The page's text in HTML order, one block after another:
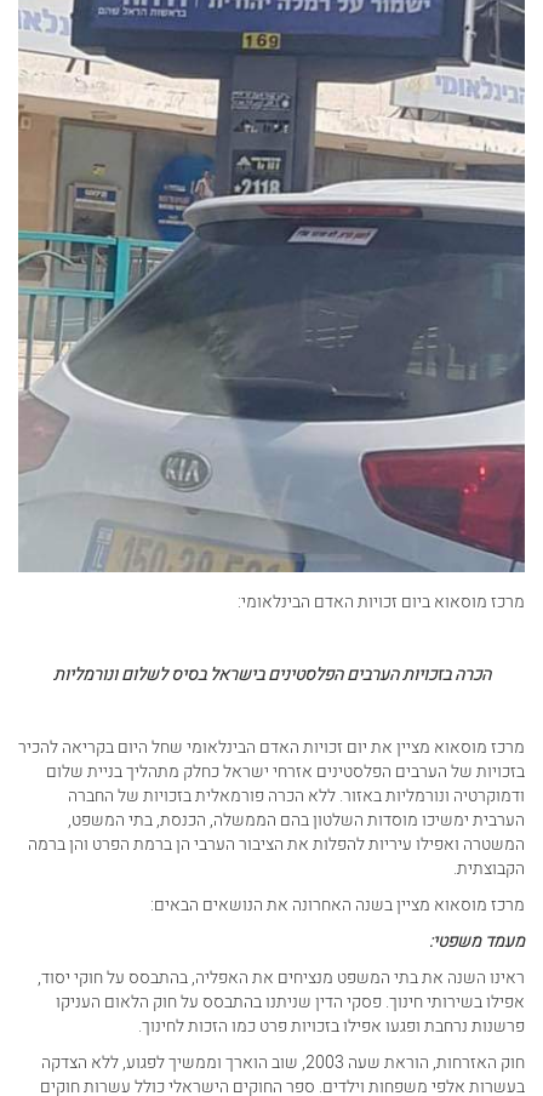
מרכז מוסאוא ביום זכויות האדם הבינלאומי:
הכרה בזכויות הערבים הפלסטינים בישראל בסיס לשלום ונורמליות
מרכז מוסאוא מציין את יום זכויות האדם הבינלאומי שחל היום בקריאה להכיר
בזכויות של הערבים הפלסטינים אזרחי ישראל כחלק מתהליך בניית שלום
ודמוקרטיה ונורמליות באזור. ללא הכרה פורמאלית בזכויות של החברה
הערבית ימשיכו מוסדות השלטון בהם הממשלה, הכנסת, בתי המשפט,
המשטרה ואפילו עיריות להפלות את הציבור הערבי הן ברמת הפרט והן ברמה
הקבוצתית.
מרכז מוסאוא מציין בשנה האחרונה את הנושאים הבאים:
מעמד משפטי:
ראינו השנה את בתי המשפט מנציחים את האפליה, בהתבסס על חוקי יסוד,
אפילו בשירותי חינוך. פסקי הדין שניתנו בהתבסס על חוק הלאום העניקו
פרשנות נרחבת ופגעו אפילו בזכויות פרט כמו הזכות לחינוך.
חוק האזרחות, הוראת שעה 2003, שוב הוארך וממשיך לפגוע, ללא הצדקה
בעשרות אלפי משפחות וילדים. ספר החוקים הישראלי כולל עשרות חוקים